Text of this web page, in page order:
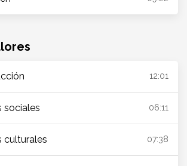
12:01
sociales 06:11
culturales 07:38